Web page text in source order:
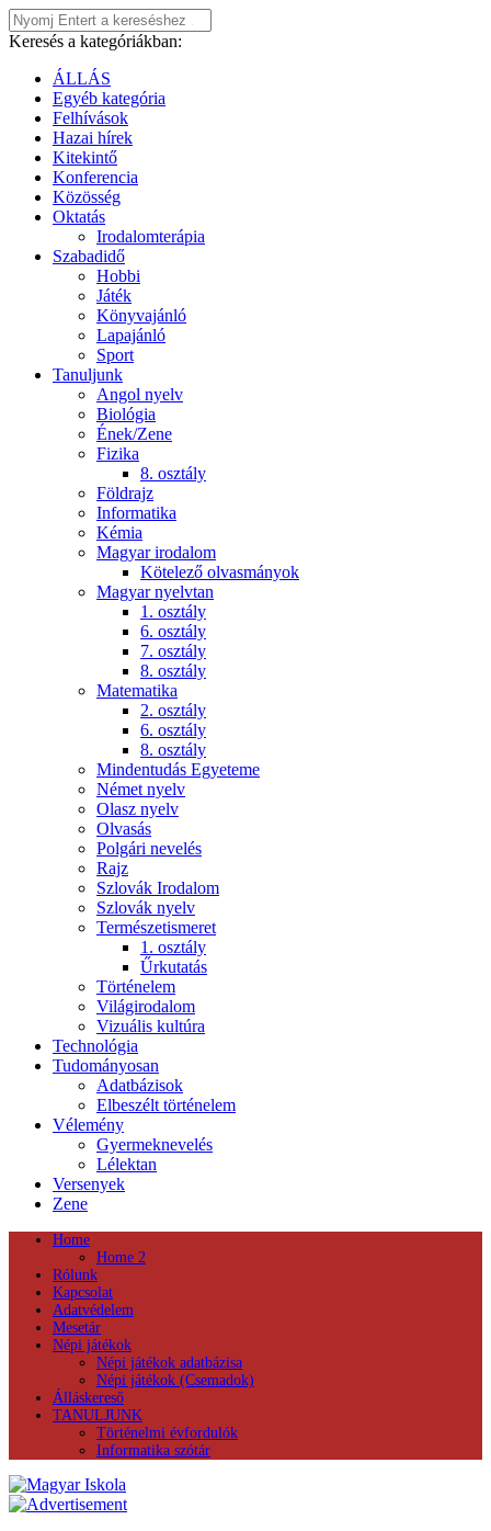
Keresés a kategóriákban:
ÁLLÁS
Egyéb kategória
Felhívások
Hazai hírek
Kitekintő
Konferencia
Közösség
Oktatás
Irodalomterápia
Szabadidő
Hobbi
Játék
Könyvajánló
Lapajánló
Sport
Tanuljunk
Angol nyelv
Biológia
Ének/Zene
Fizika
8. osztály
Földrajz
Informatika
Kémia
Magyar irodalom
Kötelező olvasmányok
Magyar nyelvtan
1. osztály
6. osztály
7. osztály
8. osztály
Matematika
2. osztály
6. osztály
8. osztály
Mindentudás Egyeteme
Német nyelv
Olasz nyelv
Olvasás
Polgári nevelés
Rajz
Szlovák Irodalom
Szlovák nyelv
Természetismeret
1. osztály
Űrkutatás
Történelem
Világirodalom
Vizuális kultúra
Technológia
Tudományosan
Adatbázisok
Elbeszélt történelem
Vélemény
Gyermeknevelés
Lélektan
Versenyek
Zene
Home
Home 2
Rólunk
Kapcsolat
Adatvédelem
Mesetár
Népi játékok
Népi játékok adatbázisa
Népi játékok (Csemadok)
Álláskereső
TANULJUNK
Történelmi évfordulók
Informatika szótár